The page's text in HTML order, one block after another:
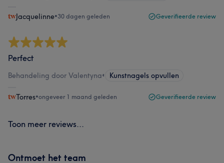
Jacquelinne•30 dagen geleden Geverifieerde review
Perfect
Behandeling door Valentyna• Kunstnagels opvullen
Torres•ongeveer 1 maand geleden Geverifieerde review
Toon meer reviews...
Ontmoet het team